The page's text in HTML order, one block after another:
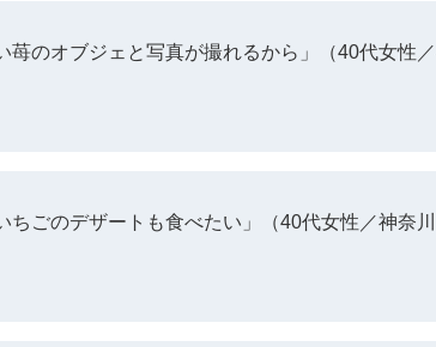
苺のオブジェと写真が撮れるから」（40代女性
ちごのデザートも食べたい」（40代女性／神奈川